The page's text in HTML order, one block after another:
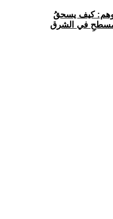
الوهم: كيف يسحقُ
في الشرق